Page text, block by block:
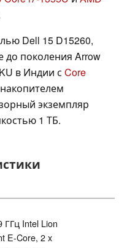
Dell 15 D15260,
до поколения Arrow
в Индии с Core
экземпляр
1 ТБ.
ГГц Intel Lion
E-Core, 2 x